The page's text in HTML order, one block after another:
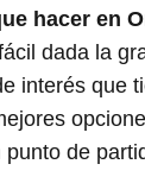
hacer en
dada la
interés que
de